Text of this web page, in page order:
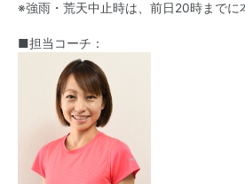
※強雨・荒天中止時は、前日20時までに
■担当コーチ：